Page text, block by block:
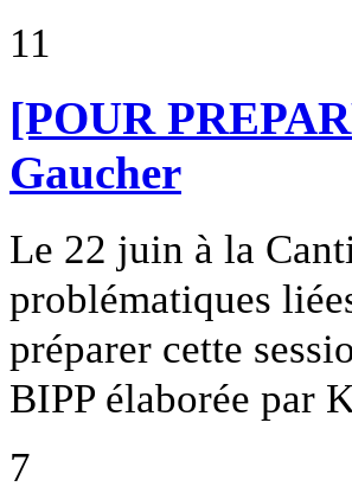
11
[POUR
Gaucher
Le 22 juin à la
problématiques
préparer cette
BIPP élaborée par
7